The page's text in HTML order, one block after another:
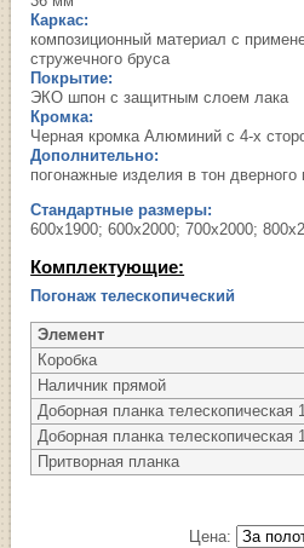
Каркас:
композиционный материал с
стружечного бруса
Покрытие:
ЭКО шпон с защитным слоем лака
Кромка:
Черная кромка Алюминий с 4-х
Дополнительно:
погонажные изделия в тон дверного
Стандартные размеры:
600х1900; 600х2000; 700х2000;
Комплектующие:
Погонаж телескопический
Элемент
Коробка
Наличник прямой
Доборная планка телескопическая
Доборная планка телескопическая
Притворная планка
Цена: